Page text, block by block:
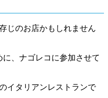
じのお店かもしれません
、ナゴレコに参加させて
イタリアンレストランで